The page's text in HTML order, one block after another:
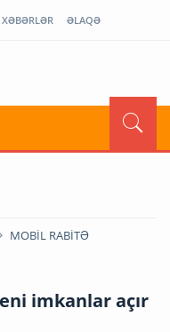
XƏBƏRLƏR ƏLAQƏ
MOBİL RABİTƏ
imkanlar açır